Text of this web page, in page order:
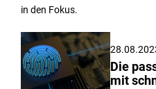
in den Fokus.
Die
mit